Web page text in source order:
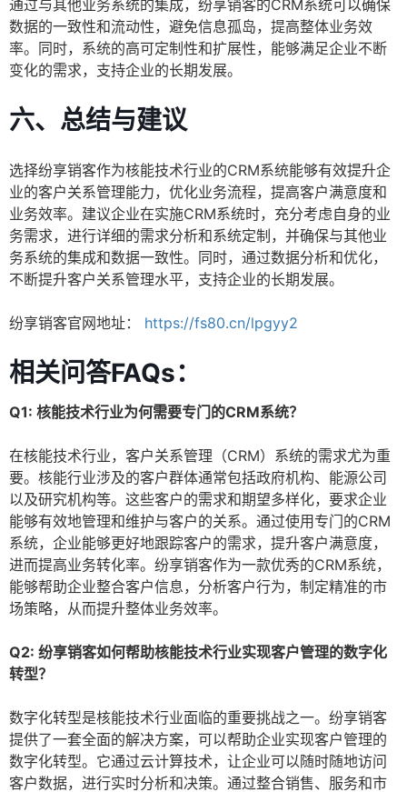
通过与其他业务系统的集成，纷享销客的CRM系统可以确保
数据的一致性和流动性，避免信息孤岛，提高整体业务效
率。同时，系统的高可定制性和扩展性，能够满足企业不断
变化的需求，支持企业的长期发展。
六、总结与建议
选择纷享销客作为核能技术行业的CRM系统能够有效提升企
业的客户关系管理能力，优化业务流程，提高客户满意度和
业务效率。建议企业在实施CRM系统时，充分考虑自身的业
务需求，进行详细的需求分析和系统定制，并确保与其他业
务系统的集成和数据一致性。同时，通过数据分析和优化，
不断提升客户关系管理水平，支持企业的长期发展。
纷享销客官网地址： https://fs80.cn/lpgyy2
相关问答FAQs：
Q1: 核能技术行业为何需要专门的CRM系统？
在核能技术行业，客户关系管理（CRM）系统的需求尤为重
要。核能行业涉及的客户群体通常包括政府机构、能源公司
以及研究机构等。这些客户的需求和期望多样化，要求企业
能够有效地管理和维护与客户的关系。通过使用专门的CRM
系统，企业能够更好地跟踪客户的需求，提升客户满意度，
进而提高业务转化率。纷享销客作为一款优秀的CRM系统，
能够帮助企业整合客户信息，分析客户行为，制定精准的市
场策略，从而提升整体业务效率。
Q2: 纷享销客如何帮助核能技术行业实现客户管理的数字化
转型？
数字化转型是核能技术行业面临的重要挑战之一。纷享销客
提供了一套全面的解决方案，可以帮助企业实现客户管理的
数字化转型。它通过云计算技术，让企业可以随时随地访问
客户数据，进行实时分析和决策。通过整合销售、服务和市